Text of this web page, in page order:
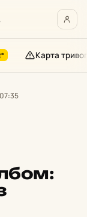
Карта тривог